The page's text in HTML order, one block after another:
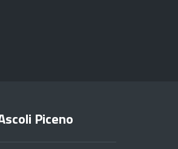
Piceno